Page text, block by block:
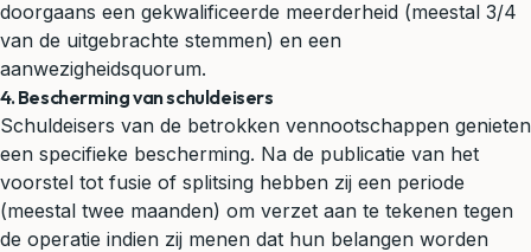
doorgaans een gekwalificeerde meerderheid (meestal 3/4
van de uitgebrachte stemmen) en een
aanwezigheidsquorum.
4. Bescherming van schuldeisers
Schuldeisers van de betrokken vennootschappen genieten
een specifieke bescherming. Na de publicatie van het
voorstel tot fusie of splitsing hebben zij een periode
(meestal twee maanden) om verzet aan te tekenen tegen
de operatie indien zij menen dat hun belangen worden